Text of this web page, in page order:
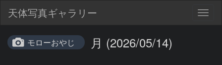
天体写真ギャラリー
モローおやじ 月 (2026/05/14)